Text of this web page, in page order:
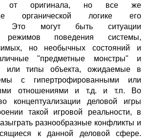
от оригинала, но все же
органической логике его
Это могут быть ситуации
режимов поведения системы,
но необычных состояний и
"предметные монстры" и
или типы объекта, ожидаемые в
с гипертрофированными или
отношениями и т.д. и т.п. Во
концептуализации деловой игры
такой игровой реальности, в
разнообразные конфликты и
к данной деловой сфере.